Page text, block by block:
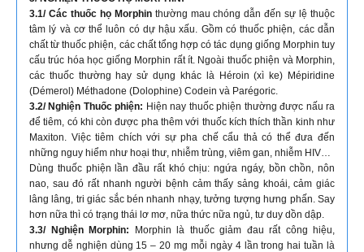
3.1/ Các thuốc họ Morphinthường mau chóng dẫn đến sự lệ thuộc
tâm lý và cơ thể luôn có dự hậu xấu. Gồm có thuốc phiện, các dẫn
chất từ thuốc phiện, các chất tổng hợp có tác dụng giống Morphin tuy
cấu trúc hóa học giống Morphin rất ít. Ngoài thuốc phiện và Morphin,
các thuốc thường hay sử dụng khác là Héroin (xì ke) Mépiridine
(Démerol) Méthadone (Dolophine) Codein và Parégoric.
3.2/ Nghiện Thuốc phiện: Hiện nay thuốc phiện thường được nấu ra
để tiêm, có khi còn được pha thêm với thuốc kích thích thần kinh như
Maxiton. Việc tiêm chích với sự pha chế cẩu thả có thể đưa đến
những nguy hiểm như hoại thư, nhiễm trùng, viêm gan, nhiễm HIV…
Dùng thuốc phiện lần đầu rất khó chịu: ngứa ngáy, bồn chồn, nôn
nao, sau đó rất nhanh người bệnh cảm thấy sảng khoái, cảm giác
lâng lâng, tri giác sắc bén nhanh nhạy, tưởng tượng hưng phấn. Say
hơn nữa thì có trạng thái lơ mơ, nữa thức nữa ngủ, tư duy dồn dập.
3.3/ Nghiện Morphin: Morphin là thuốc giảm đau rất công hiệu,
nhưng dễ nghiện dùng 15 – 20 mg mỗi ngày 4 lần trong hai tuần là